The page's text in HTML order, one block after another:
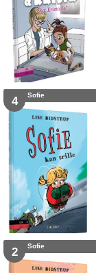
4 Sofie
2 Sofie